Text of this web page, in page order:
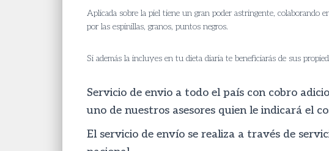
Aplicada sobre la piel tiene un gran poder astringente, colaborando
por las espinillas, granos, puntos negros.
Si además la incluyes en tu dieta diaria te beneficiarás de sus
Servicio de envio a todo el país con cobro
uno de nuestros asesores quien le indicará el
El servicio de envío se realiza a través de